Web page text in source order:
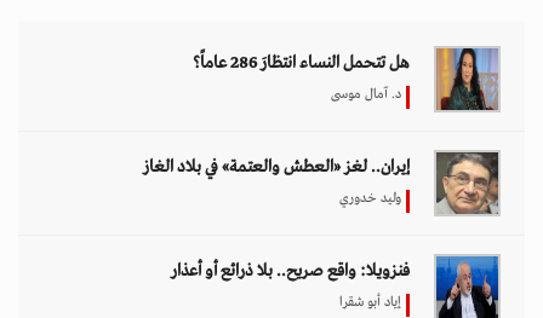
هل تتحمل النساء انتظارَ 286 عاماً؟
د. آمال موسى
إيران.. لغز «العطش والعتمة» في بلاد الغاز
وليد خدوري
فنزويلا: واقع صريح.. بلا ذرائع أو أعذار
إياد أبو شقرا